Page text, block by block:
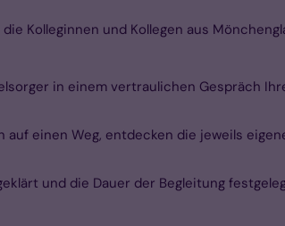
Kolleginnen und Kollegen aus
in einem vertraulichen Gespräch
einen Weg, entdecken die jeweils
und die Dauer der Begleitung